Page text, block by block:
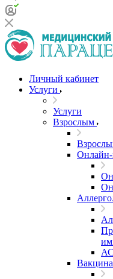
Личный кабинет
Услуги
Услуги
Взрослым
Онлайн-